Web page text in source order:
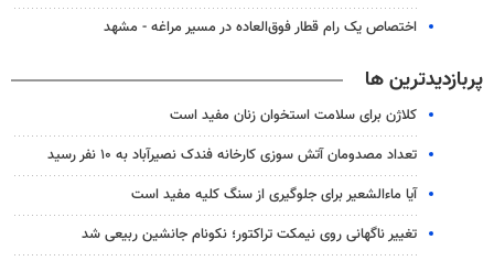
اختصاص یک رام قطار فوق‌العاده در مسیر مراغه - مشهد
پربازدیدترین ها
کلاژن برای سلامت استخوان زنان مفید است
تعداد مصدومان آتش سوزی کارخانه فندک نصیرآباد به ۱۰ نفر رسید
آیا ماءالشعیر برای جلوگیری از سنگ کلیه مفید است
تغییر ناگهانی روی نیمکت تراکتور؛ نکونام جانشین ربیعی شد